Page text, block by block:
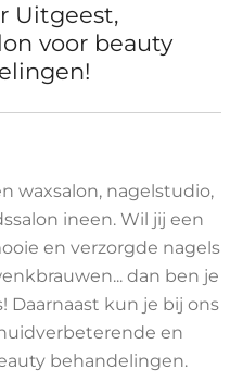
Uitgeest,
voor beauty
waxsalon, nagelstudio,
ineen. Wil jij een
en verzorgde nagels
dan ben je
Daarnaast kun je bij ons
en
behandelingen.